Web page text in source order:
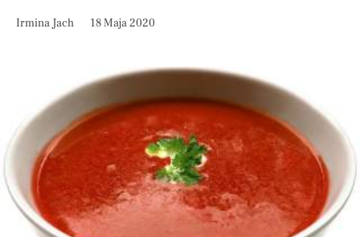
Irmina Jach 18 Maja 2020